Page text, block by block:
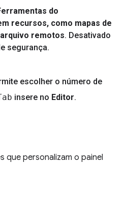
do
recursos, como mapas de
remotos. Desativado
segurança.
escolher o número de
insere no Editor.
que personalizam o painel